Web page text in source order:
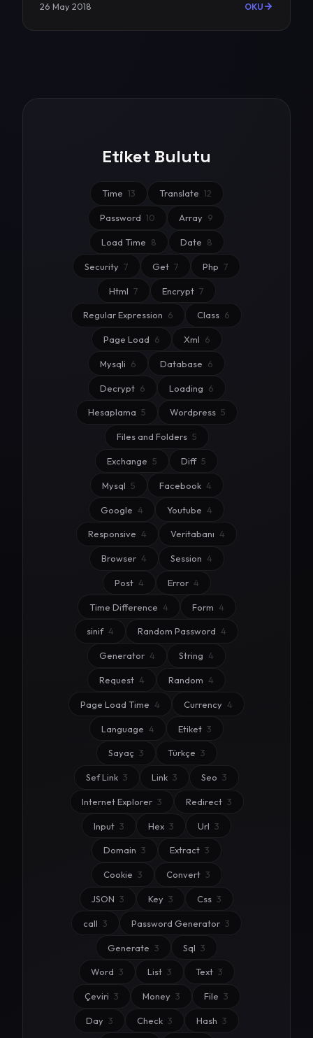
26 May 2018 OKU
Etiket Bulutu
Time 13 Translate 12
Password 10 Array 9
Load Time 8 Date 8
Security 7 Get 7 Php 7
Html 7 Encrypt 7
Regular Expression 6 Class 6
Page Load 6 Xml 6
Mysqli 6 Database 6
Decrypt 6 Loading 6
Hesaplama 5 Wordpress 5
Files and Folders 5
Exchange 5 Diff 5
Mysql 5 Facebook 4
Google 4 Youtube 4
Responsive 4 Veritabanı 4
Browser 4 Session 4
Post 4 Error 4
Time Difference 4 Form 4
sinif 4 Random Password 4
Generator 4 String 4
Request 4 Random 4
Page Load Time 4 Currency 4
Language 4 Etiket 3
Sayaç 3 Türkçe 3
Sef Link 3 Link 3 Seo 3
Internet Explorer 3 Redirect 3
Input 3 Hex 3 Url 3
Domain 3 Extract 3
Cookie 3 Convert 3
JSON 3 Key 3 Css 3
call 3 Password Generator 3
Generate 3 Sql 3
Word 3 List 3 Text 3
Çeviri 3 Money 3 File 3
Day 3 Check 3 Hash 3